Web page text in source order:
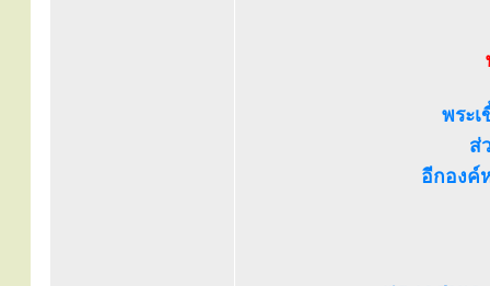
พระ
ส่
อีกองค์